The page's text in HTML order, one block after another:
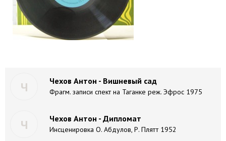
Ч Чехов Антон - Вишневый сад
Фрагм. записи спект на Таганке реж. Эфрос 1975
Ч Чехов Антон - Дипломат
Инсценировка О. Абдулов, Р. Плятт 1952